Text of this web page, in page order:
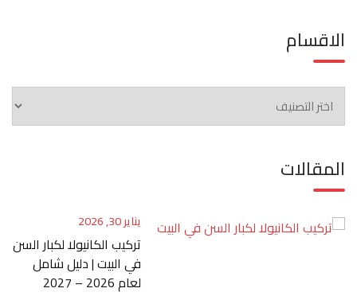
الاقسام
الاقسام
المقالات
يناير 30, 2026
تركيب الكانيولا لكبار السن
في البيت | دليل شامل
لعام 2026 – 2027